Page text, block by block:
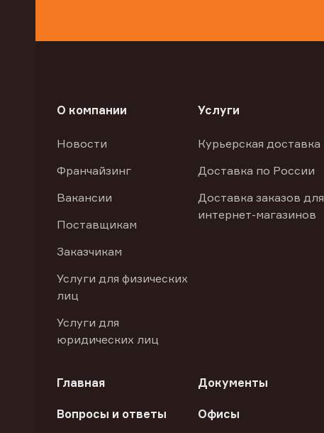
О компании
Новости
Франчайзинг
Вакансии
Поставщикам
Заказчикам
Услуги для физических
лиц
Услуги для
юридических лиц
Услуги
Курьерская доставка
Доставка по России
Доставка заказов для
интернет-магазинов
Главная Документы
Вопросы и ответы Офисы